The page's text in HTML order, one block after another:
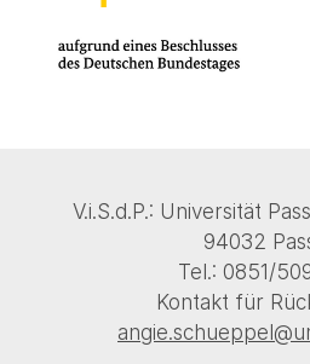
V.i.S.d.P.: Universität
94032
Tel.: 0851/
Kontakt für